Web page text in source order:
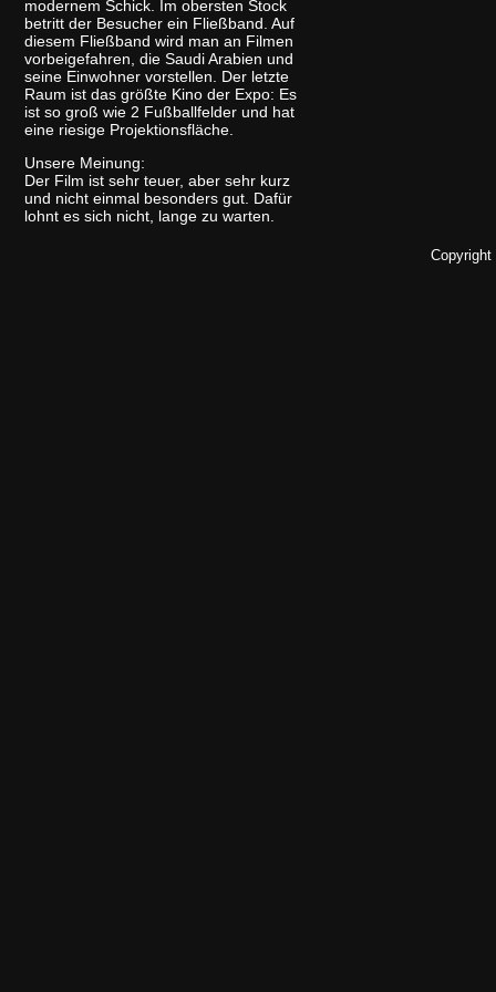
modernem Schick. Im obersten Stock
betritt der Besucher ein Fließband. Auf
diesem Fließband wird man an Filmen
vorbeigefahren, die Saudi Arabien und
seine Einwohner vorstellen. Der letzte
Raum ist das größte Kino der Expo: Es
ist so groß wie 2 Fußballfelder und hat
eine riesige Projektionsfläche.
Unsere Meinung:
Der Film ist sehr teuer, aber sehr kurz
und nicht einmal besonders gut. Dafür
lohnt es sich nicht, lange zu warten.